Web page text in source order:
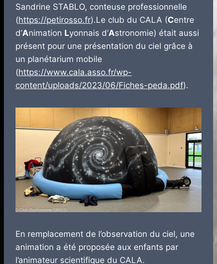
Sandrine STABLO, conteuse professionnelle
(https://petirosso.fr).Le club du CALA (Centre
d’Animation Lyonnais d’Astronomie) était aussi
présent pour une présentation du ciel grâce à
un planétarium mobile
(https://www.cala.asso.fr/wp-
content/uploads/2023/06/Fiches-peda.pdf).
En remplacement de l’observation du ciel, une
animation a été proposée aux enfants par
l’animateur scientifique du CALA.